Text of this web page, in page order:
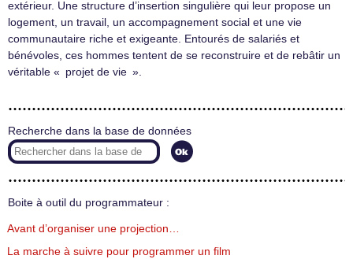
extérieur. Une structure d’insertion singulière qui leur propose un
logement, un travail, un accompagnement social et une vie
communautaire riche et exigeante. Entourés de salariés et
bénévoles, ces hommes tentent de se reconstruire et de rebâtir un
véritable « projet de vie ».
Recherche dans la base de données
Boite à outil du programmateur :
Avant d’organiser une projection…
La marche à suivre pour programmer un film